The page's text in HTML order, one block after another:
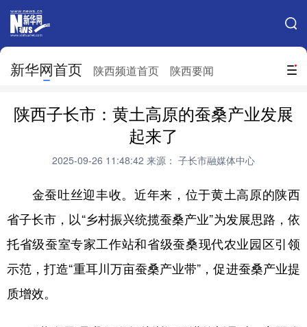
搜索
新华网首页 陕西频道首页 陕西要闻
网站地图
北京 天津 河北 山西
辽宁 吉林 上海
山东 河南 湖北 湖南
广东 广西 海南 重庆
四川 贵州 云南 西藏
陕西
陕西子长市：黄土高原的蚕桑产业发展
起来了
2025-09-26 11:48:42 来源： 子长市融媒体中心
金蚕吐丝迎丰收。近年来，位于黄土高原的陕西
省子长市，以“乡村振兴统揽蚕桑产业”为发展思路，依
托省级蚕室专家工作站和省级蚕桑现代农业园区引领
示范，打造“重耳川万亩蚕桑产业带”，促进蚕桑产业提
质增效。